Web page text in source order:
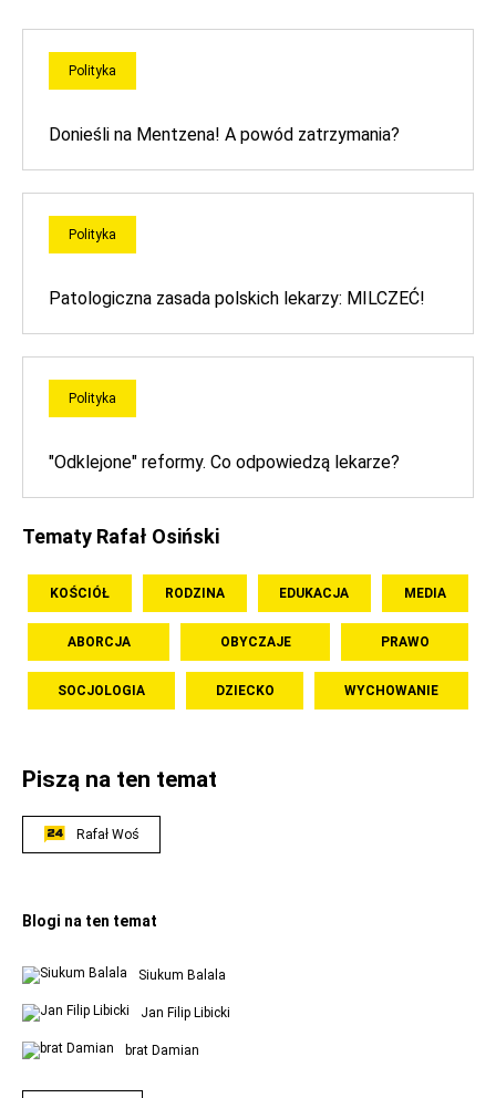
Polityka
Donieśli na Mentzena! A powód zatrzymania?
Polityka
Patologiczna zasada polskich lekarzy: MILCZEĆ!
Polityka
"Odklejone" reformy. Co odpowiedzą lekarze?
Tematy Rafał Osiński
KOŚCIÓŁ RODZINA EDUKACJA MEDIA
ABORCJA OBYCZAJE PRAWO
SOCJOLOGIA DZIECKO WYCHOWANIE
Piszą na ten temat
Rafał Woś
Blogi na ten temat
Siukum Balala
Jan Filip Libicki
brat Damian